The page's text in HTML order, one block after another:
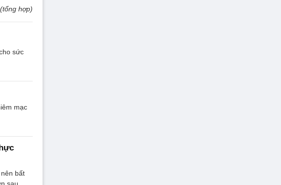
(tổng hợp)
sức
mạc
bất